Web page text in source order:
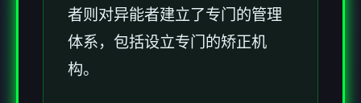
者则对异能者建立了专门的管理
体系，包括设立专门的矫正机
构。